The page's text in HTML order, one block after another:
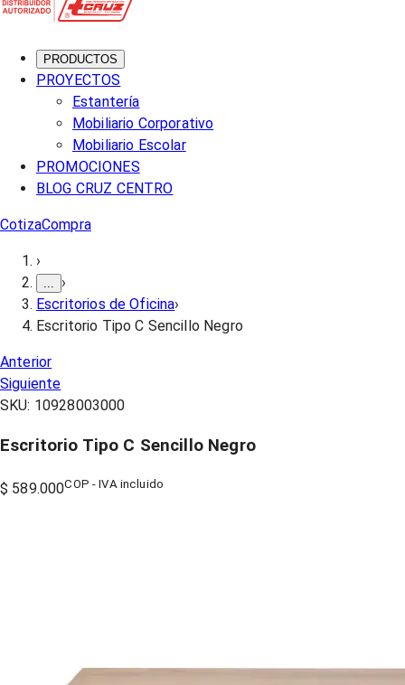
PRODUCTOS
PROYECTOS
Estantería
Mobiliario Corporativo
Mobiliario Escolar
PROMOCIONES
BLOG CRUZ CENTRO
CotizaCompra
›
›
Escritorios de Oficina›
Escritorio Tipo C Sencillo Negro
Anterior
Siguiente
SKU: 10928003000
Escritorio Tipo C Sencillo Negro
$ 589.000COP - IVA incluido